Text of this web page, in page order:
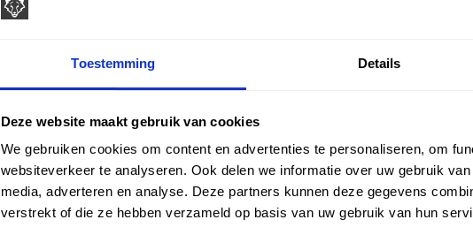
Toestemming Details
Deze website maakt gebruik van cookies
We gebruiken cookies om content en advertenties te personaliseren, om
websiteverkeer te analyseren. Ook delen we informatie over uw gebruik
media, adverteren en analyse. Deze partners kunnen deze gegevens
verstrekt of die ze hebben verzameld op basis van uw gebruik van hun
KENNIS EN HULP
Klantenservice
Veelgestelde vragen
ZAKELIJK